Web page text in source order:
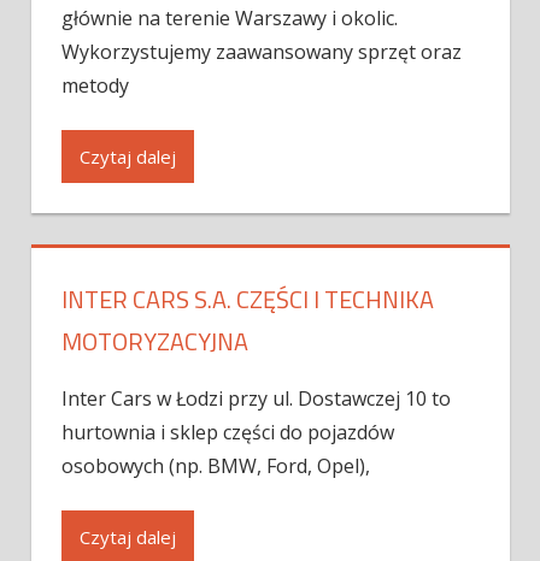
głównie na terenie Warszawy i okolic.
Wykorzystujemy zaawansowany sprzęt oraz
metody
Czytaj dalej
INTER CARS S.A. CZĘŚCI I TECHNIKA
MOTORYZACYJNA
Inter Cars w Łodzi przy ul. Dostawczej 10 to
hurtownia i sklep części do pojazdów
osobowych (np. BMW, Ford, Opel),
Czytaj dalej